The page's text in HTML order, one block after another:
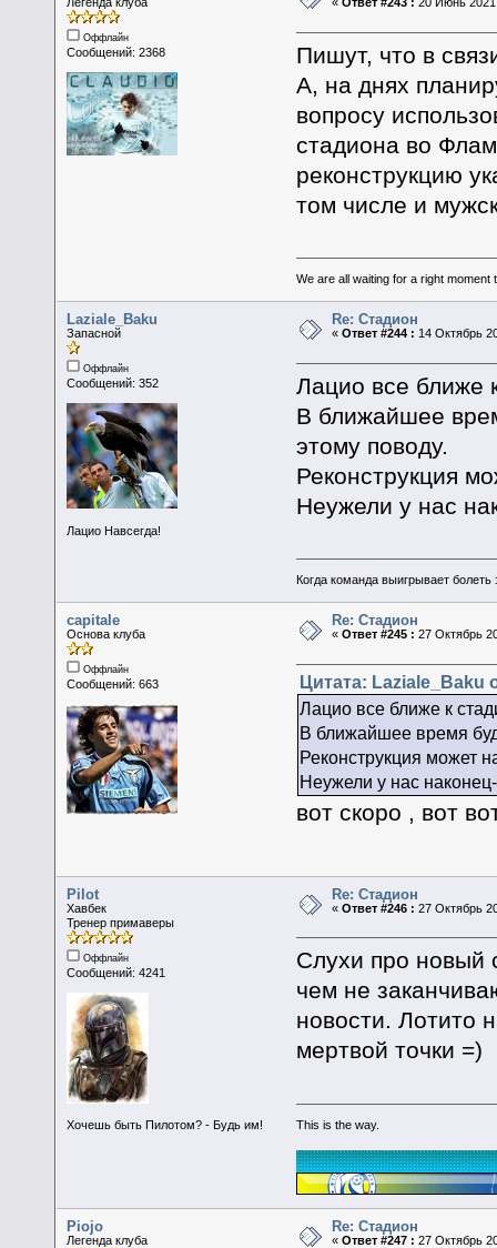
Легенда клуба
Оффлайн
Сообщений: 2368
«Ответ #243 : 20 Июнь
Пишут, что в
А, на днях
вопросу
стадиона во
реконструкцию
том числе и
We are all waiting for a right moment
Laziale_Baku
Запасной
Оффлайн
Сообщений: 352
Лацио Навсегда!
Re: Стадион
«Ответ #244 : 14 Октябрь
Лацио все ближе
В ближайшее
этому поводу.
Реконструкция
Неужели у нас
Когда команда выигрывает
capitale
Основа клуба
Оффлайн
Сообщений: 663
Re: Стадион
«Ответ #245 : 27 Октябрь
Цитата: Laziale_Baku
Лацио все ближе к
В ближайшее время
Реконструкция может
Неужели у нас
вот скоро , вот
Pilot
Хавбек
Тренер примаверы
Оффлайн
Сообщений: 4241
Хочешь быть Пилотом? - Будь им!
Re: Стадион
«Ответ #246 : 27 Октябрь
Слухи про новый
чем не
новости. Лотито
мертвой точки =)
This is the way.
Piojo
Легенда клуба
Re: Стадион
«Ответ #247 : 27 Октябрь